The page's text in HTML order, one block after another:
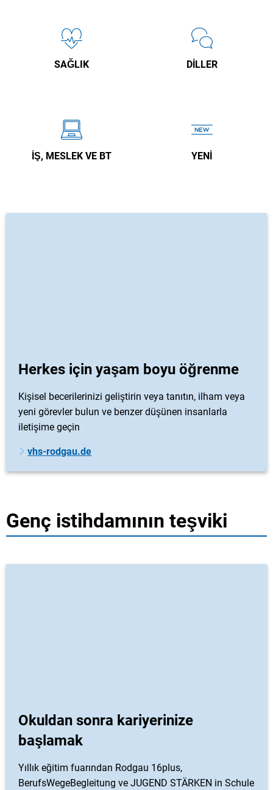
SAĞLIK DILLER
İŞ, MESLEK VE BT YENI
Herkes için yaşam boyu öğrenme
Kişisel becerilerinizi geliştirin veya tanıtın, ilham veya
yeni görevler bulun ve benzer düşünen insanlarla
iletişime geçin
vhs-rodgau.de
Genç istihdamının teşviki
Okuldan sonra kariyerinize
başlamak
Yıllık eğitim fuarından Rodgau 16plus,
BerufsWegeBegleitung ve JUGEND STÄRKEN in Schule